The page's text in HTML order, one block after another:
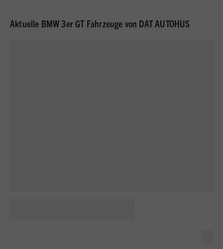
Aktuelle BMW 3er GT Fahrzeuge von DAT AUTOHUS